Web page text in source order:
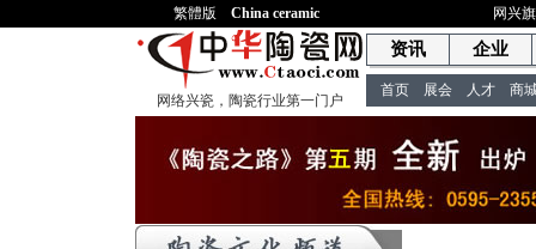
繁體版 China ceramic 网兴
网络兴瓷，陶瓷行业第一门户
资讯 企业
首页 展会 人才 商